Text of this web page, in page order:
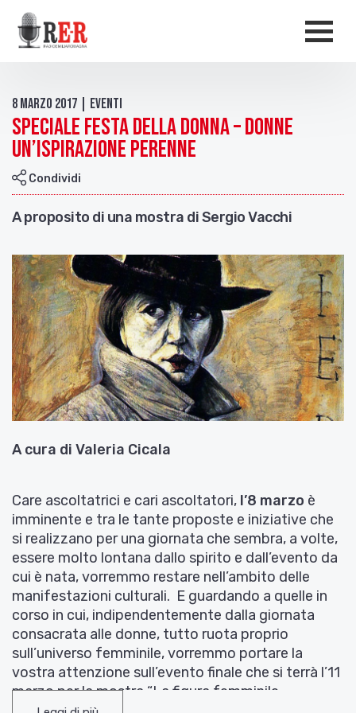
Salta al contenuto principale
8 Marzo 2017 | Eventi
Speciale Festa della donna – Donne
un’ispirazione perenne
Condividi
A proposito di una mostra di Sergio Vacchi
A cura di Valeria Cicala
Care ascoltatrici e cari ascoltatori, l’8 marzo è
imminente e tra le tante proposte e iniziative che
si realizzano per una giornata che sembra, a volte,
essere molto lontana dallo spirito e dall’evento da
cui è nata, vorremmo restare nell’ambito delle
manifestazioni culturali. E guardando a quelle in
corso in cui, indipendentemente dalla giornata
consacrata alle donne, tutto ruota proprio
sull’universo femminile, vorremmo portare la
vostra attenzione sull’evento finale che si terrà l’11
marzo per la mostra “La figura femminile